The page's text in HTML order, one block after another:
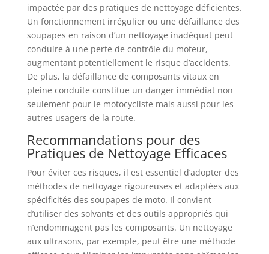
impactée par des pratiques de nettoyage déficientes.
Un fonctionnement irrégulier ou une défaillance des
soupapes en raison d’un nettoyage inadéquat peut
conduire à une perte de contrôle du moteur,
augmentant potentiellement le risque d’accidents.
De plus, la défaillance de composants vitaux en
pleine conduite constitue un danger immédiat non
seulement pour le motocycliste mais aussi pour les
autres usagers de la route.
Recommandations pour des
Pratiques de Nettoyage Efficaces
Pour éviter ces risques, il est essentiel d’adopter des
méthodes de nettoyage rigoureuses et adaptées aux
spécificités des soupapes de moto. Il convient
d’utiliser des solvants et des outils appropriés qui
n’endommagent pas les composants. Un nettoyage
aux ultrasons, par exemple, peut être une méthode